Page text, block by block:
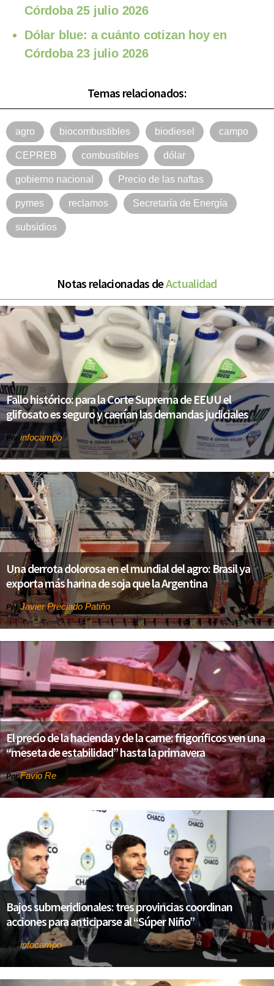
Córdoba 25 julio 2026
Dólar blue: a cuánto cotizan hoy en
Córdoba 23 julio 2026
Temas relacionados:
agro biocombustibles biodiesel campo
CEPREB combustibles dólar
gobierno nacional Precio de las naftas
pymes reclamos Secretaría de Energía
subsidios
Notas relacionadas deActualidad
Fallo histórico: para la Corte Suprema de EEUU el
glifosato es seguro y caerían las demandas judiciales
Por infocampo
Una derrota dolorosa en el mundial del agro: Brasil ya
exporta más harina de soja que la Argentina
PorJavier Preciado Patiño
El precio de la hacienda y de la carne: frigoríficos ven una
“meseta de estabilidad” hasta la primavera
PorFavio Re
Bajos submeridionales: tres provincias coordinan
acciones para anticiparse al “Súper Niño”
Porinfocampo